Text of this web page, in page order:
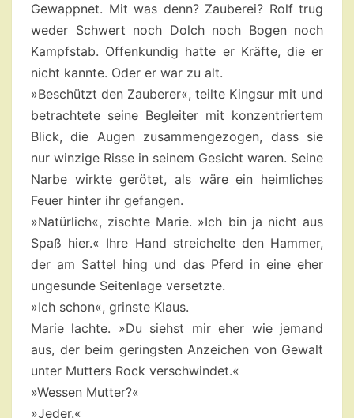
Gewappnet. Mit was denn? Zauberei? Rolf trug
weder Schwert noch Dolch noch Bogen noch
Kampfstab. Offenkundig hatte er Kräfte, die er
nicht kannte. Oder er war zu alt.
»Beschützt den Zauberer«, teilte Kingsur mit und
betrachtete seine Begleiter mit konzentriertem
Blick, die Augen zusammengezogen, dass sie
nur winzige Risse in seinem Gesicht waren. Seine
Narbe wirkte gerötet, als wäre ein heimliches
Feuer hinter ihr gefangen.
»Natürlich«, zischte Marie. »Ich bin ja nicht aus
Spaß hier.« Ihre Hand streichelte den Hammer,
der am Sattel hing und das Pferd in eine eher
ungesunde Seitenlage versetzte.
»Ich schon«, grinste Klaus.
Marie lachte. »Du siehst mir eher wie jemand
aus, der beim geringsten Anzeichen von Gewalt
unter Mutters Rock verschwindet.«
»Wessen Mutter?«
»Jeder.«